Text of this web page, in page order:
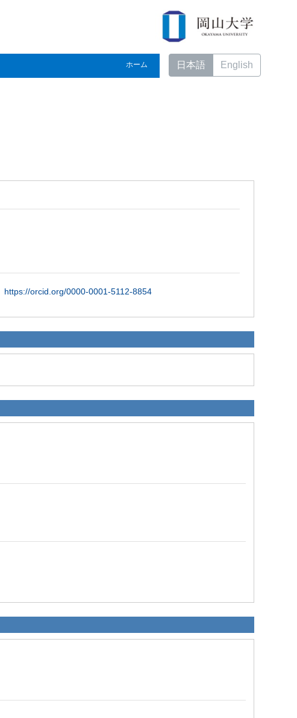
ホーム 日本語 English
https://orcid.org/0000-0001-5112-8854